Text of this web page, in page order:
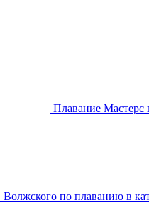
Плавание Мастерс
по плаванию в